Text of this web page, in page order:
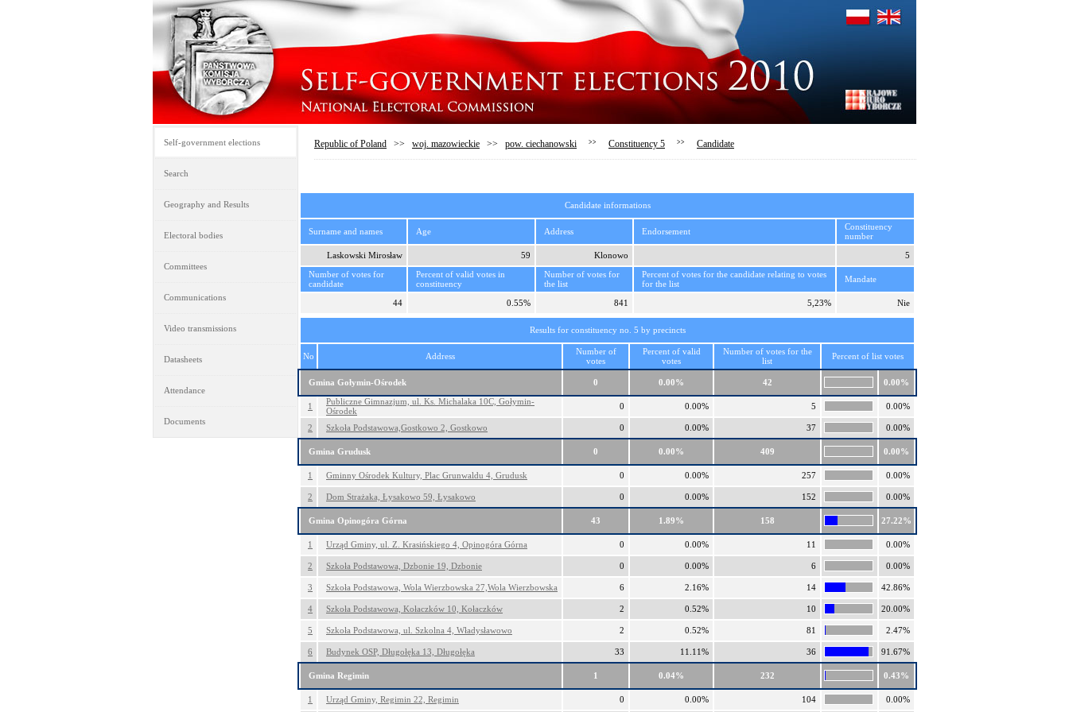
Self-government elections
Search
Geography and Results
Electoral bodies
Committees
Communications
Video transmissions
Datasheets
Attendance
Documents
Republic of Poland >> woj. mazowieckie >> pow. ciechanowski >> Constituency 5 >> Candidate
Candidate informations
Surname and names Age Address Endorsement
Constituency
number
Laskowski Mirosław
59 Klonowo
5
Number of votes for
candidate
Percent of valid votes in
constituency
Number of votes for
the list
Percent of votes for the candidate relating to votes
for the list
Mandate
44 0.55% 841 5,23% Nie
Results for constituency no. 5 by precincts
No Address
Number of
votes
Percent of valid
votes
Number of votes for the
list
Percent of list votes
Gmina Gołymin-Ośrodek 0 0.00% 42 0.00%
1
Publiczne Gimnazjum, ul. Ks. Michalaka 10C, Gołymin-
Ośrodek
0 0.00% 5 0.00%
2 Szkoła Podstawowa,Gostkowo 2, Gostkowo 0 0.00% 37 0.00%
Gmina Grudusk 0 0.00% 409 0.00%
1 Gminny Ośrodek Kultury, Plac Grunwaldu 4, Grudusk 0 0.00% 257 0.00%
2 Dom Strażaka, Łysakowo 59, Łysakowo 0 0.00% 152 0.00%
Gmina Opinogóra Górna 43 1.89% 158 27.22%
1 Urząd Gminy, ul. Z. Krasińskiego 4, Opinogóra Górna 0 0.00% 11 0.00%
2 Szkoła Podstawowa, Dzbonie 19, Dzbonie 0 0.00% 6 0.00%
3 Szkoła Podstawowa, Wola Wierzbowska 27,Wola Wierzbowska 6 2.16% 14 42.86%
4 Szkoła Podstawowa, Kołaczków 10, Kołaczków 2 0.52% 10 20.00%
5 Szkoła Podstawowa, ul. Szkolna 4, Władysławowo 2 0.52% 81 2.47%
6 Budynek OSP, Długołęka 13, Długołęka 33 11.11% 36 91.67%
Gmina Regimin 1 0.04% 232 0.43%
1 Urząd Gminy, Regimin 22, Regimin 0 0.00% 104 0.00%